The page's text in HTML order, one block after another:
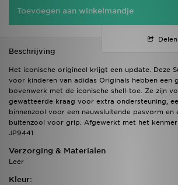
Toevoegen aan winkelmandje
Delen
Beschrijving
Het iconische origineel krijgt een update. Deze
voor kinderen van adidas Originals hebben een
bovenwerk met de iconische shell-toe. Ze zijn
gewatteerde kraag voor extra ondersteuning,
binnenzool voor een nauwsluitende pasvorm en
buitenzool voor grip. Afgewerkt met het
JP9441
Verzorging & Materialen
Leer
Kleur: